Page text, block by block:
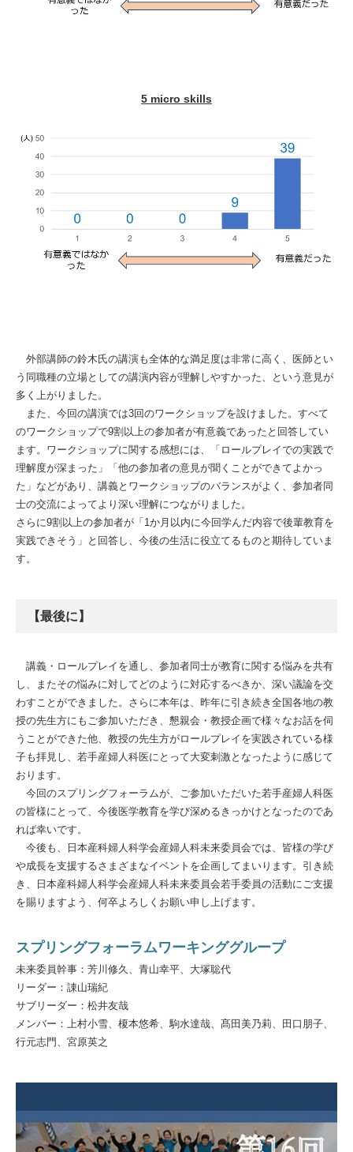
5 micro skills
外部講師の鈴木氏の講演も全体的な満足度は非常に高く、医師とい
う同職種の立場としての講演内容が理解しやすかった、という意見が
多く上がりました。
また、今回の講演では3回のワークショップを設けました。すべて
のワークショップで9割以上の参加者が有意義であったと回答してい
ます。ワークショップに関する感想には、「ロールプレイでの実践で
理解度が深まった」「他の参加者の意見が聞くことができてよかっ
た」などがあり、講義とワークショップのバランスがよく、参加者同
士の交流によってより深い理解につながりました。
さらに9割以上の参加者が「1か月以内に今回学んだ内容で後輩教育を
実践できそう」と回答し、今後の生活に役立てるものと期待していま
す。
【最後に】
講義・ロールプレイを通し、参加者同士が教育に関する悩みを共有
し、またその悩みに対してどのように対応するべきか、深い議論を交
わすことができました。さらに本年は、昨年に引き続き全国各地の教
授の先生方にもご参加いただき、懇親会・教授企画で様々なお話を伺
うことができた他、教授の先生方がロールプレイを実践されている様
子も拝見し、若手産婦人科医にとって大変刺激となったように感じて
おります。
今回のスプリングフォーラムが、ご参加いただいた若手産婦人科医
の皆様にとって、今後医学教育を学び深めるきっかけとなったのであ
れば幸いです。
今後も、日本産科婦人科学会産婦人科未来委員会では、皆様の学び
や成長を支援するさまざまなイベントを企画してまいります。引き続
き、日本産科婦人科学会産婦人科未来委員会若手委員の活動にご支援
を賜りますよう、何卒よろしくお願い申し上げます。
スプリングフォーラムワーキンググループ
未来委員幹事：芳川修久、青山幸平、大塚聡代
リーダー：諌山瑞紀
サブリーダー：松井友哉
メンバー：上村小雪、榎本悠希、駒水達哉、髙田美乃莉、田口朋子、
行元志門、宮原英之